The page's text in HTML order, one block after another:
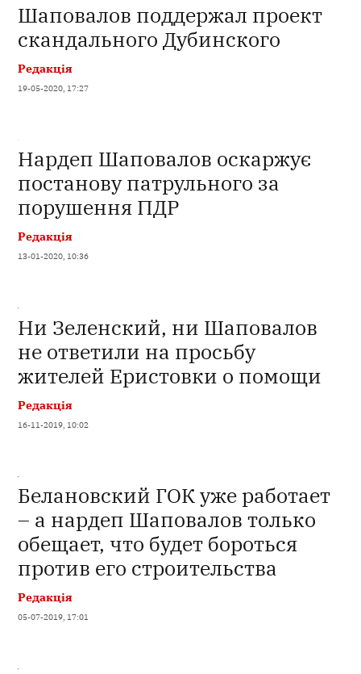
Шаповалов поддержал проект
скандального Дубинского
Редакція
19-05-2020, 17:27
Нардеп Шаповалов оскаржує
постанову патрульного за
порушення ПДР
Редакція
13-01-2020, 10:36
Ни Зеленский, ни Шаповалов
не ответили на просьбу
жителей Еристовки о помощи
Редакція
16-11-2019, 10:02
Белановский ГОК уже работает
– а нардеп Шаповалов только
обещает, что будет бороться
против его строительства
Редакція
05-07-2019, 17:01